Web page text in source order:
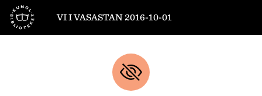
Till startsidan
VI I VASASTAN 2016-10-01